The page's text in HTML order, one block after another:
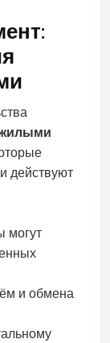
действуют
могут
и обмена